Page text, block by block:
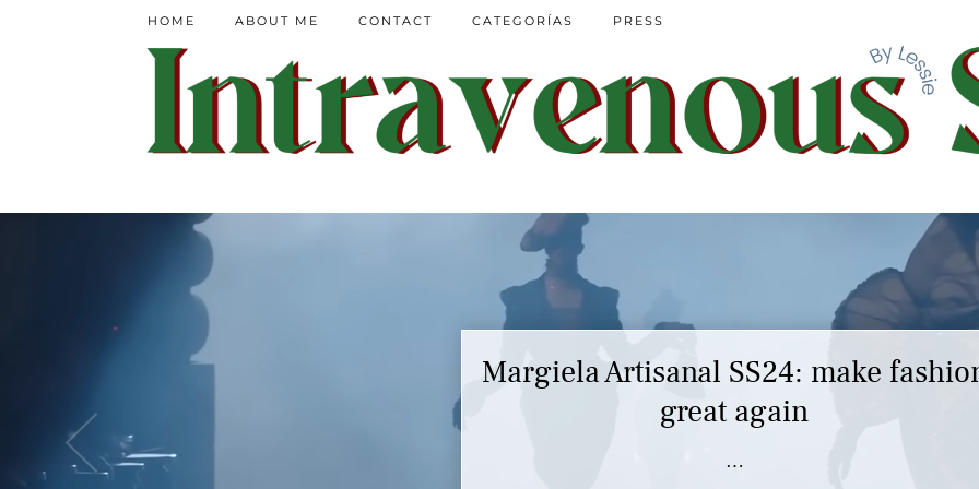
HOME ABOUT ME CONTACT CATEGORÍAS PRESS
Margiela Artisanal SS24: make
great again
…